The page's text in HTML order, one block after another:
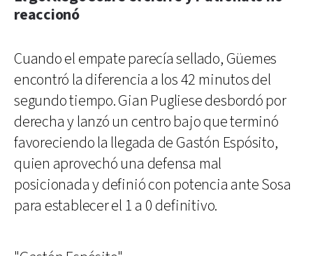
reaccionó
Cuando el empate parecía sellado, Güemes
encontró la diferencia a los 42 minutos del
segundo tiempo. Gian Pugliese desbordó por
derecha y lanzó un centro bajo que terminó
favoreciendo la llegada de Gastón Espósito,
quien aprovechó una defensa mal
posicionada y definió con potencia ante Sosa
para establecer el 1 a 0 definitivo.